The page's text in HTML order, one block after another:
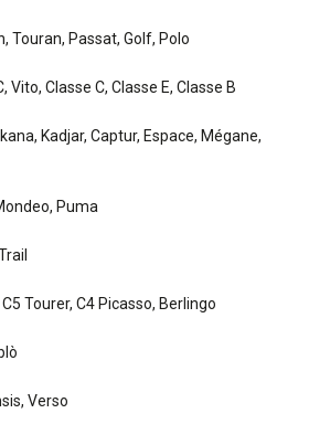
Touran, Passat, Golf, Polo
Vito, Classe C, Classe E, Classe B
Kadjar, Captur, Espace, Mégane,
Puma
Tourer, C4 Picasso, Berlingo
Verso